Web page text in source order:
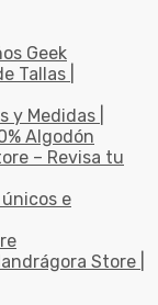
Geek
Tallas |
y Medidas |
Algodón
– Revisa tu
e
Store |